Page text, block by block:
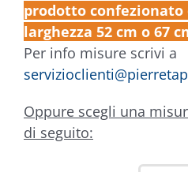
prodotto confezionato
larghezza 52 cm o 67
Per info misure scrivi a
Oppure scegli una
di seguito: